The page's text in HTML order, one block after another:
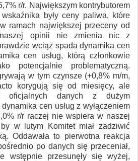
r/r. Największym kontrybutorem
były ceny paliwa, które
ramach największej przeceny od
opinii nie zmienia nic z
wciąż spada dynamika cen
cen usług, którą członkowie
potencjalnie problematyczną.
w tym czynsze (+0,8% m/m,
korygują się od miesięcy, ale
oficjalnych danych z dużym
cen usług z wyłączeniem
r/r raczej nie wspiera w naszej
w lutym Komitet miał zadziwić
Oddawała to pierwotna reakcja
po danych się przeceniał,
wstępnie przesunęły się wyżej,